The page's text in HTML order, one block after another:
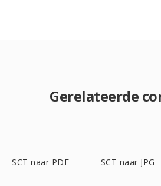
Gerelateerde
SCT naar PDF SCT naar JPG